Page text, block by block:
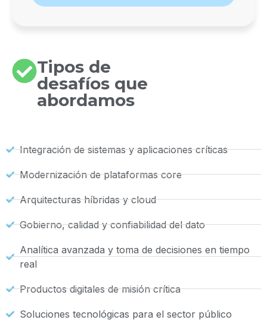
Tipos de
desafíos que
abordamos
Integración de sistemas y aplicaciones críticas
Modernización de plataformas core
Arquitecturas híbridas y cloud
Gobierno, calidad y confiabilidad del dato
Analítica avanzada y toma de decisiones en tiempo
real
Productos digitales de misión crítica
Soluciones tecnológicas para el sector público